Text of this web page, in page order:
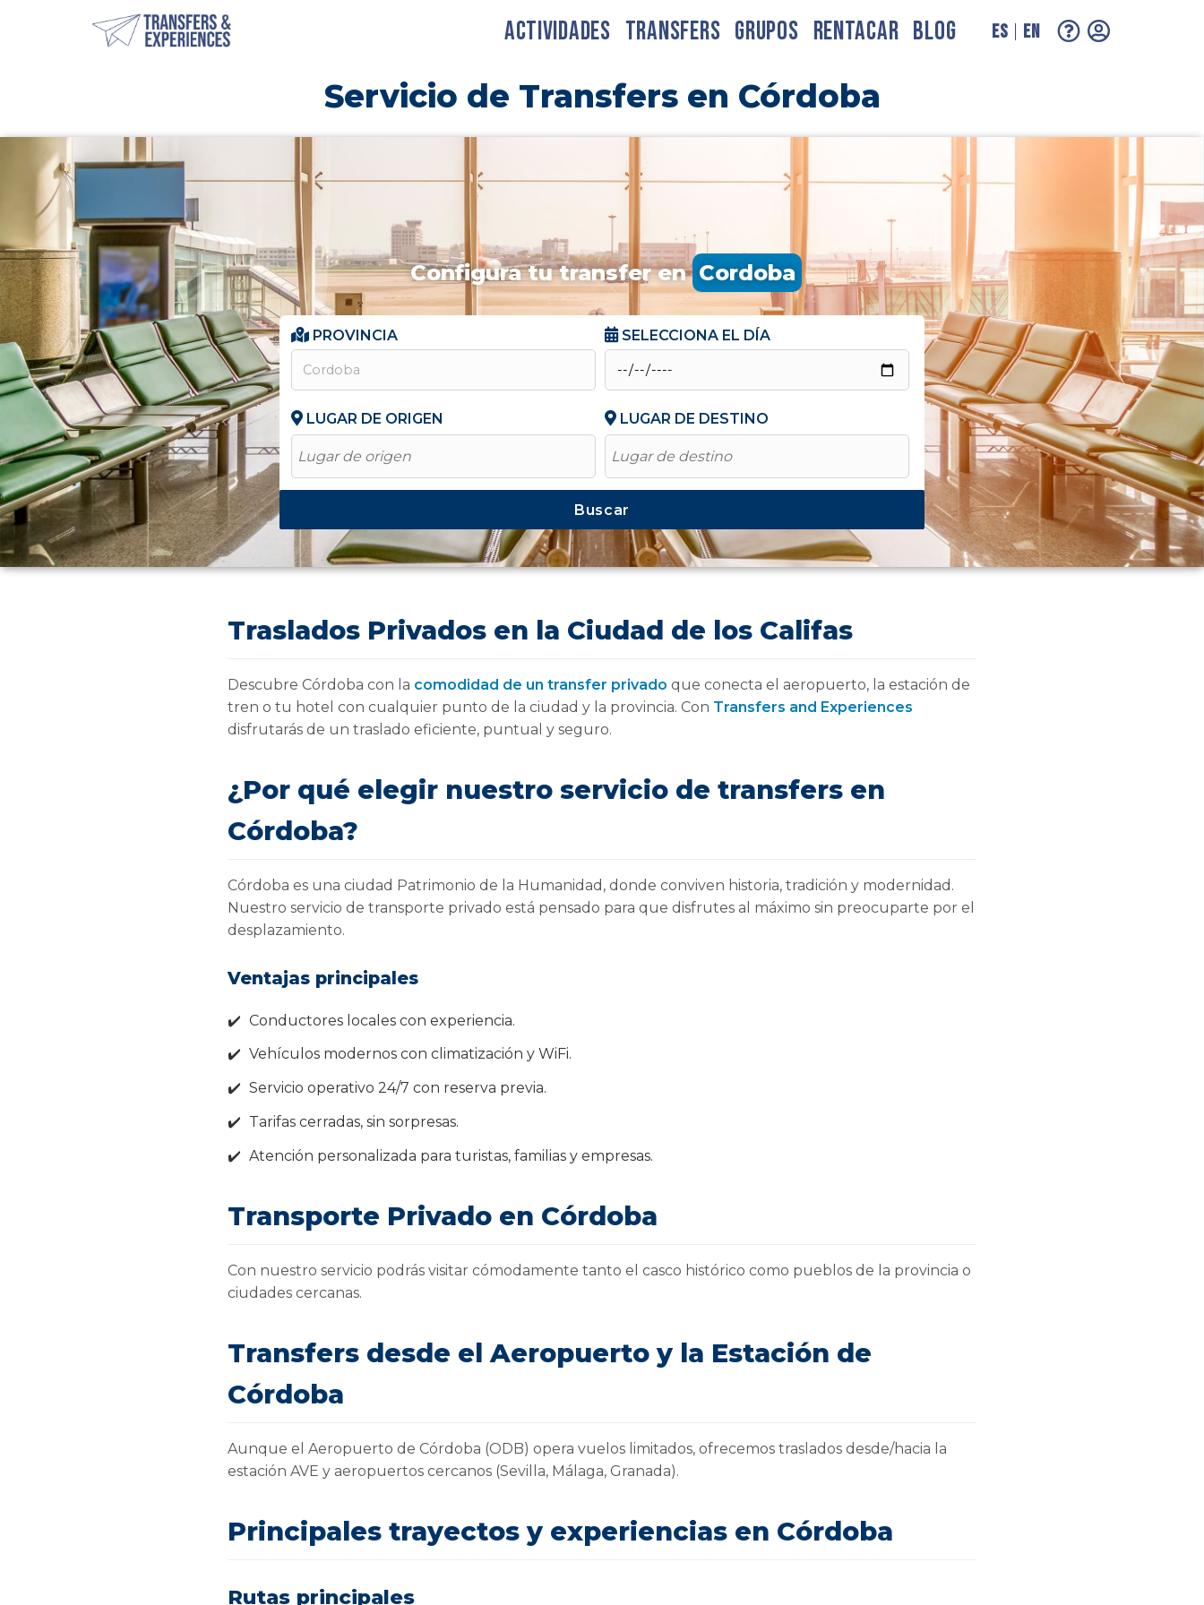
ACTIVIDADES TRANSFERS GRUPOS RENTACAR BLOG ES EN
Servicio de Transfers en Córdoba
Configura tu transfer en Cordoba
PROVINCIA SELECCIONA EL DÍA
LUGAR DE ORIGEN
Lugar de origen
LUGAR DE DESTINO
Lugar de destino
Buscar
Traslados Privados en la Ciudad de los Califas
Descubre Córdoba con la comodidad de un transfer privado que conecta el aeropuerto, la estación de
tren o tu hotel con cualquier punto de la ciudad y la provincia. Con Transfers and Experiences
disfrutarás de un traslado eficiente, puntual y seguro.
¿Por qué elegir nuestro servicio de transfers en
Córdoba?
Córdoba es una ciudad Patrimonio de la Humanidad, donde conviven historia, tradición y modernidad.
Nuestro servicio de transporte privado está pensado para que disfrutes al máximo sin preocuparte por el
desplazamiento.
Ventajas principales
Conductores locales con experiencia.
Vehículos modernos con climatización y WiFi.
Servicio operativo 24/7 con reserva previa.
Tarifas cerradas, sin sorpresas.
Atención personalizada para turistas, familias y empresas.
Transporte Privado en Córdoba
Con nuestro servicio podrás visitar cómodamente tanto el casco histórico como pueblos de la provincia o
ciudades cercanas.
Transfers desde el Aeropuerto y la Estación de
Córdoba
Aunque el Aeropuerto de Córdoba (ODB) opera vuelos limitados, ofrecemos traslados desde/hacia la
estación AVE y aeropuertos cercanos (Sevilla, Málaga, Granada).
Principales trayectos y experiencias en Córdoba
Rutas principales